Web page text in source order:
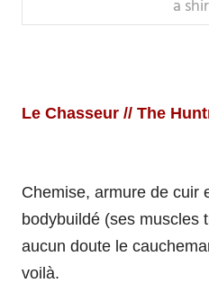
a
Le Chasseur // The
Chemise, armure de cuir
bodybuildé (ses muscles
aucun doute le
voilà.